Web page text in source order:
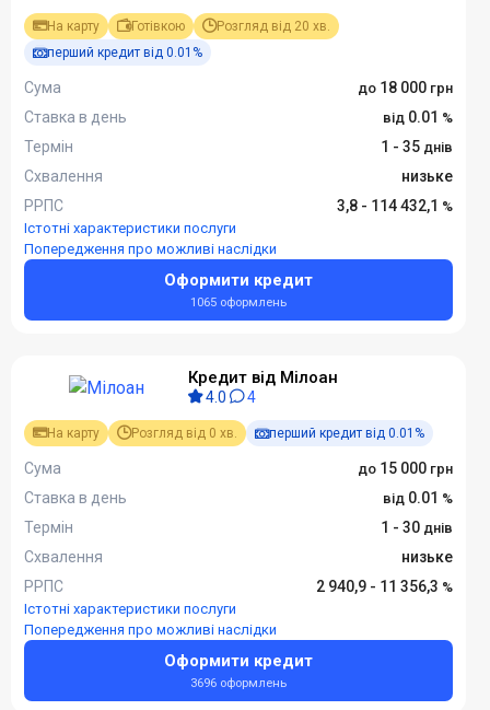
На карту Готівкою
Розгляд від 20 хв.
перший кредит від 0.01%
Сума
18 000
Ставка в день
0.01
Термін
1 - 35
Схвалення
низьке
РРПС
3,8 - 114 432,1
Істотні характеристики послуги
Попередження про можливі наслідки
Оформити кредит
1065 оформлень
Кредит від Мілоан
4.0 4
На карту Розгляд від 0 хв. перший кредит від 0.01%
Сума
15 000
Ставка в день
0.01
Термін
1 - 30
Схвалення
низьке
РРПС
2 940,9 - 11 356,3
Істотні характеристики послуги
Попередження про можливі наслідки
Оформити кредит
3696 оформлень